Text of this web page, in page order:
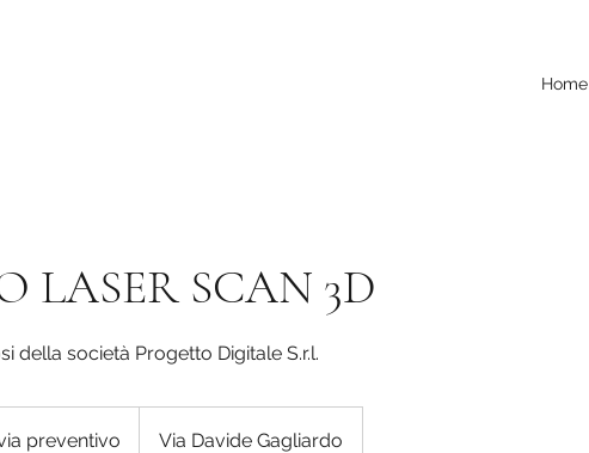
Home
LASER SCAN 3D
della società Progetto Digitale S.r.l.
preventivo Via Davide Gagliardo